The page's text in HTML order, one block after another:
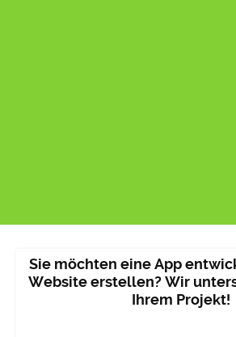
Sie möchten eine App
Website erstellen? Wir
Ihrem Projekt!